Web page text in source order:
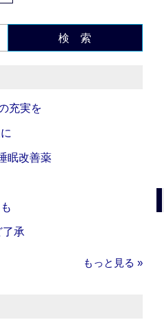
検 索
充実を
眠改善薬
了承
もっと見る »